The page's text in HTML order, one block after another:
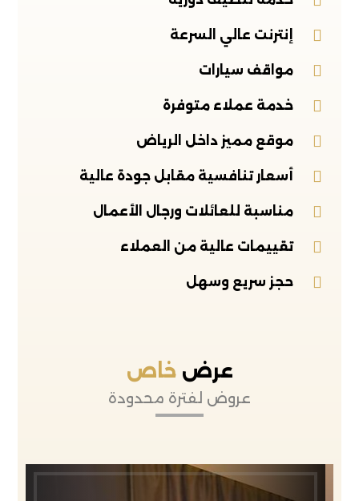
إنترنت عالي السرعة
مواقف سيارات
خدمة عملاء متوفرة
موقع مميز داخل الرياض
أسعار تنافسية مقابل جودة عالية
مناسبة للعائلات ورجال الأعمال
تقييمات عالية من العملاء
حجز سريع وسهل
عرض خاص
عروض لفترة محدودة